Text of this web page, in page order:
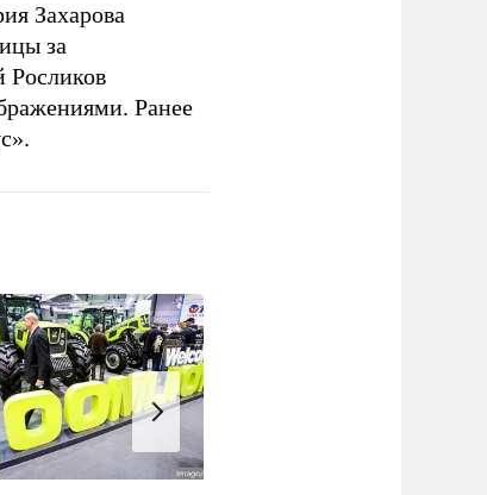
Захарова
за
Росликов
Ранее